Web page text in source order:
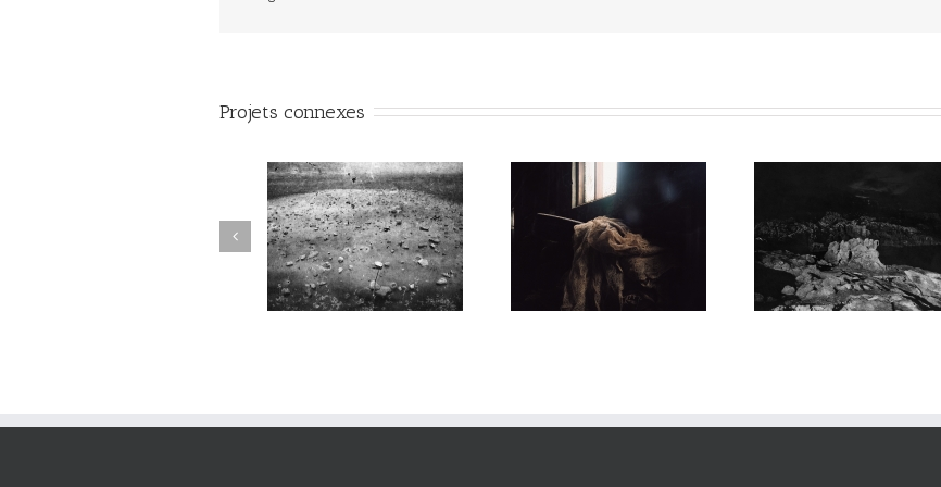
Projets connexes
Sortilège #033 Sortilège #032 Sortilege #031